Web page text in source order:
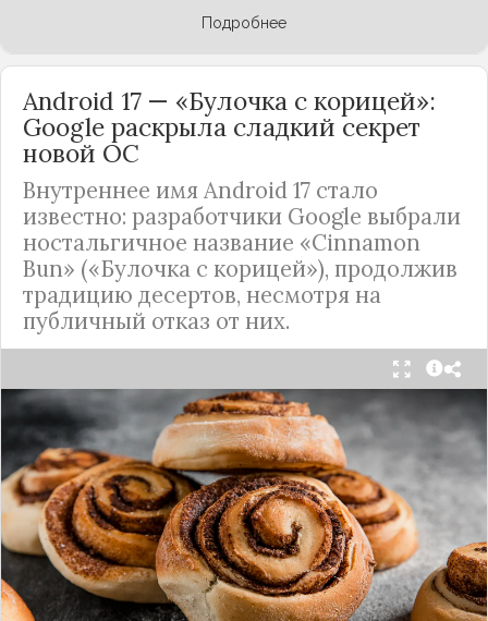
Подробнее
Android 17 — «Булочка с корицей»:
Google раскрыла сладкий секрет
новой ОС
Внутреннее имя Android 17 стало
известно: разработчики Google выбрали
ностальгичное название «Cinnamon
Bun» («Булочка с корицей»), продолжив
традицию десертов, несмотря на
публичный отказ от них.
Стало известно внутреннее кодовое имя
следующей крупной версии Android. Как
сообщают источники, Android 17, релиз которой
ожидается в 2026 году, разрабатывается под
названием«Cinnamon Bun»(«Булочка с
корицей»).
Это решение продолжает знаменитую традицию
Google называть версии Android в честь
сладостей и десертов (Cupcake, Donut, KitKat и
т.д.), хотя компанияпрекратила публично